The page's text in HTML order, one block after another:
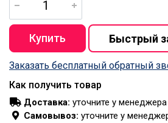
Заказать бесплатный обратный
Как получить товар
Доставка: уточните у менеджера
Самовывоз: уточните у